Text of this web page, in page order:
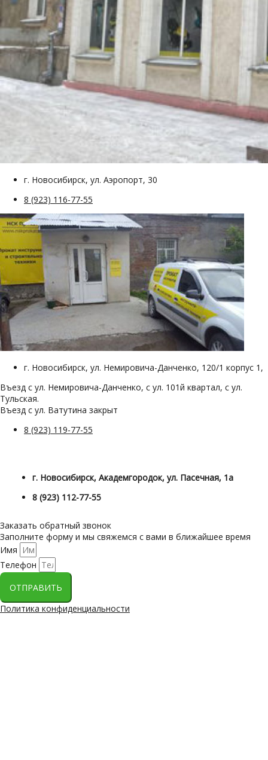
г. Новосибирск, ул. Аэропорт, 30
8 (923) 116-77-55
г. Новосибирск, ул. Немировича-Данченко, 120/1 корпус 1,
Въезд с ул. Немировича-Данченко, с ул. 101й квартал, с ул.
Тульская.
Въезд с ул. Ватутина закрыт
8 (923) 119-77-55
г. Новосибирск, Академгородок, ул. Пасечная, 1а
8 (923) 112-77-55
Заказать обратный звонок
Заполните форму и мы свяжемся с вами в ближайшее время
Имя
Телефон
ОТПРАВИТЬ
Политика конфиденциальности